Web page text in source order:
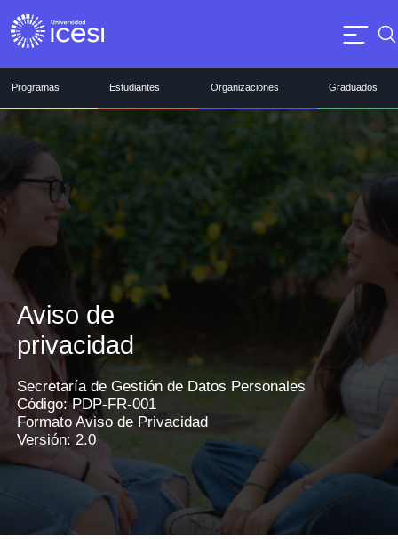
Programas Estudiantes Organizaciones Graduados
Aviso de
privacidad
Secretaría de Gestión de Datos Personales
Código: PDP-FR-001
Formato Aviso de Privacidad
Versión: 2.0